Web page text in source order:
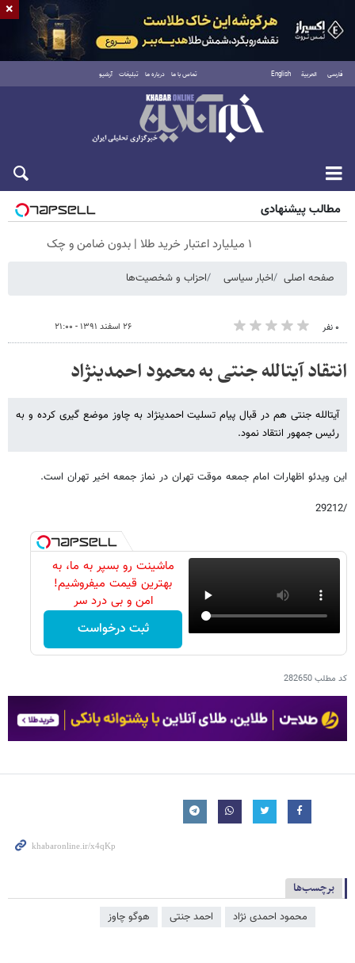
فارسی العربية English تماس با ما درباره ما تبلیغات آرشیو
جمعه ۱۶ مرداد ۱۴۰۵
مطالب پیشنهادی
۱ میلیارد اعتبار خرید طلا | بدون ضامن و چک
صفحه اصلی اخبار سیاسی احزاب و شخصیت‌ها
۰ نفر ۲۶ اسفند ۱۳۹۱ - ۲۱:۰۰
انتقاد آیت​الله جنتی به محمود احمدی​نژاد
آیت​الله جنتی هم در قبال پیام تسلیت احمدی​نژاد به چاوز موضع گیری کرده و به
رئیس جمهور انتقاد نمود.
این ویدئو اظهارات امام جمعه موقت تهران در نماز جمعه اخیر تهران است.
/29212
ماشینت رو بسپر به ما، به
بهترین قیمت میفروشیم!
امن و بی درد سر
ثبت درخواست
کد مطلب282650
برچسب‌ها
محمود احمدی ‌نژاد احمد جنتی هوگو چاوز
×